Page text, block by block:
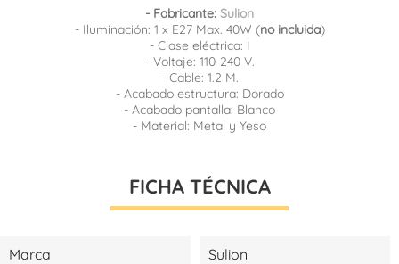
- Fabricante: Sulion
- Iluminación: 1 x E27 Max. 40W (no incluida)
- Clase eléctrica: I
- Voltaje: 110-240 V.
- Cable: 1.2 M.
- Acabado estructura: Dorado
- Acabado pantalla: Blanco
- Material: Metal y Yeso
FICHA TÉCNICA
Marca Sulion